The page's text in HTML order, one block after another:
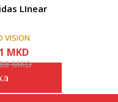
LInear
VISION
MKD
MKD